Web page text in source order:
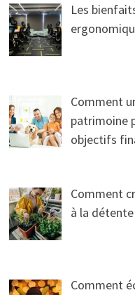
Les
Comment
patrimoine
objectifs
Comment
à la
Comment